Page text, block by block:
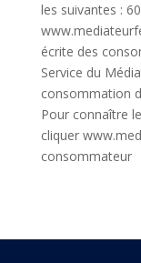
les suivantes :
écrite des
Service du
consommation
Pour connaître
cliquer
consommateur